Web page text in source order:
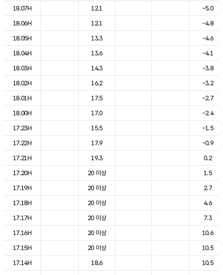
18.07H
12.1
-5.0
18.06H
12.1
-4.8
18.05H
13.3
-4.6
18.04H
13.6
-4.1
18.03H
14.3
-3.8
18.02H
16.2
-3.2
18.01H
17.5
-2.7
18.00H
17.0
-2.4
17.23H
15.5
-1.5
17.22H
17.9
-0.9
17.21H
19.3
0.2
17.20H
20 이상
1.5
17.19H
20 이상
2.7
17.18H
20 이상
4.6
17.17H
20 이상
7.3
17.16H
20 이상
10.6
17.15H
20 이상
10.5
17.14H
18.6
10.5